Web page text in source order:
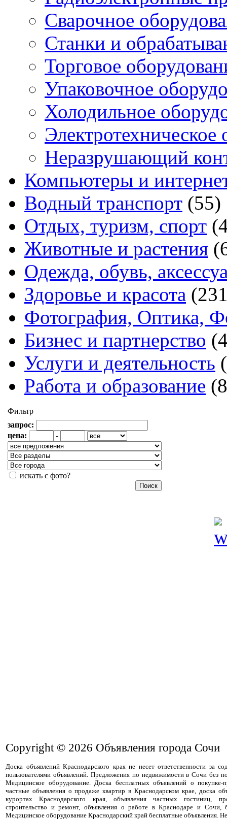
Сварочное
Станки и
Торговое
Упаковочное
Холодильное
Электротехническое
Неразрушающий
Компьютеры и
Водный транспорт (55)
Отдых, туризм, спорт
Животные и растения
Одежда, обувь,
Здоровье и красота
Фотография, Оптика,
Бизнес и партнерство
Услуги и деятельность
Работа и образование
Фильтр
запрос:
цена:
-
искать с фото?
Copyright © 2026 Объявления города Сочи
Доска объявлений Краснодарского края не несет ответственности за
пользователями объявлений. Предложения по недвижимости в Сочи без
Медицинское оборудование. Доска бесплатных объявлений о покупке-
частные объявления о продаже квартир в Краснодарском крае, доска
курортах Краснодарского края, объявления частных гостиниц,
строительство и ремонт, объявления о работе в Краснодаре и Сочи,
Медицинское оборудование Краснодарский край бесплатные объявления.